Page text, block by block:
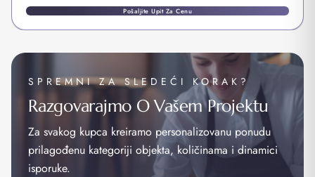
Pošaljite Upit Za Cenu
SPREMNI ZA SLEDEĆI KORAK?
Razgovarajmo O Vašem Projektu
Za svakog kupca kreiramo personalizovanu ponudu
prilagođenu kategoriji objekta, količinama i dinamici
isporuke.